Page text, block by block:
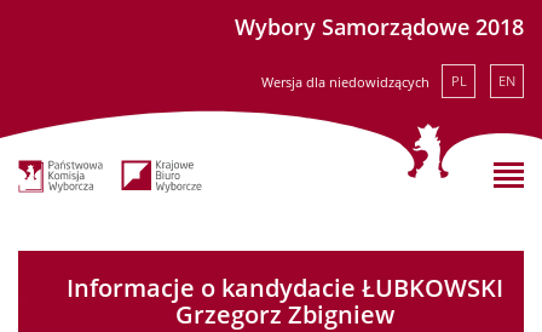
Wybory Samorządowe 2018
Wersja dla niedowidzących PL EN
Informacje o kandydacie ŁUBKOWSKI
Grzegorz Zbigniew